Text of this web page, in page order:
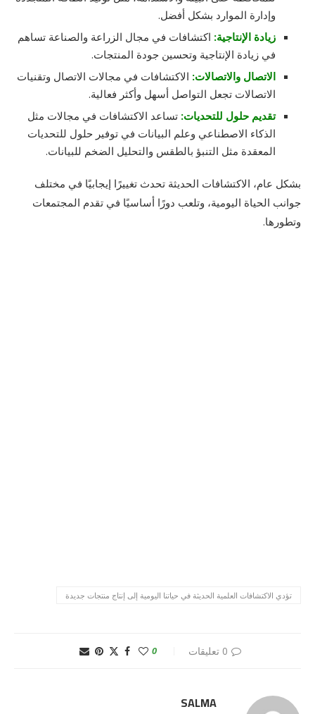
وإدارة الموارد بشكل أفضل.
زيادة الإنتاجية: اكتشافات في مجال الزراعة والصناعة تساهم
في زيادة الإنتاجية وتحسين جودة المنتجات.
الاتصال والاتصالات: الاكتشافات في مجالات الاتصال وتقنيات
الاتصالات تجعل التواصل أسهل وأكثر فعالية.
تقديم حلول للتحديات: تساعد الاكتشافات في مجالات مثل
الذكاء الاصطناعي وعلم البيانات في توفير حلول للتحديات
المعقدة مثل التنبؤ بالطقس والتحليل الضخم للبيانات.
بشكل عام، الاكتشافات الحديثة تحدث تغييرًا إيجابيًا في مختلف
جوانب الحياة اليومية، وتلعب دورًا أساسيًا في تقدم المجتمعات
وتطورها.
تؤدي الاكتشافات العلمية الحديثة في حياتنا اليومية إلى إنتاج منتجات جديدة
0 تعليقات 0
SALMA